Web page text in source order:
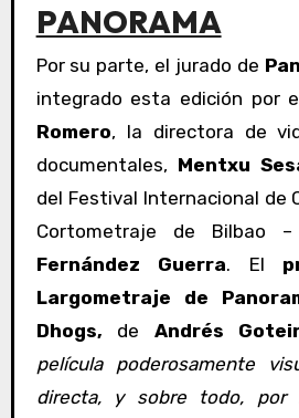
PANORAMA
Por su parte, el jurado de
integrado esta edición por
Romero, la directora de
documentales, Mentxu
del Festival Internacional de
Cortometraje de Bilbao
Fernández Guerra. El
Largometraje de
Dhogs, de Andrés
película poderosamente
directa, y sobre todo, por